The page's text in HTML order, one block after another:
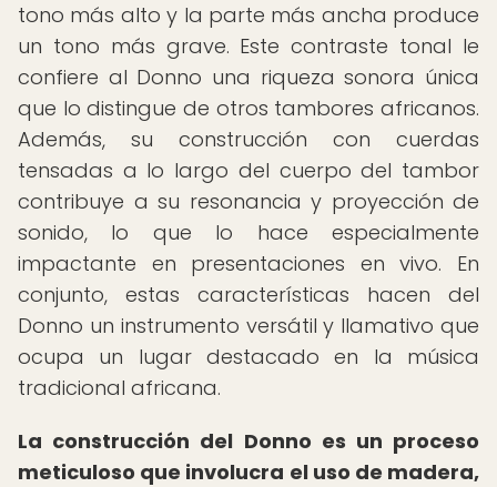
tono más alto y la parte más ancha produce
un tono más grave. Este contraste tonal le
confiere al Donno una riqueza sonora única
que lo distingue de otros tambores africanos.
Además, su construcción con cuerdas
tensadas a lo largo del cuerpo del tambor
contribuye a su resonancia y proyección de
sonido, lo que lo hace especialmente
impactante en presentaciones en vivo. En
conjunto, estas características hacen del
Donno un instrumento versátil y llamativo que
ocupa un lugar destacado en la música
tradicional africana.
La construcción del Donno es un proceso
meticuloso que involucra el uso de madera,